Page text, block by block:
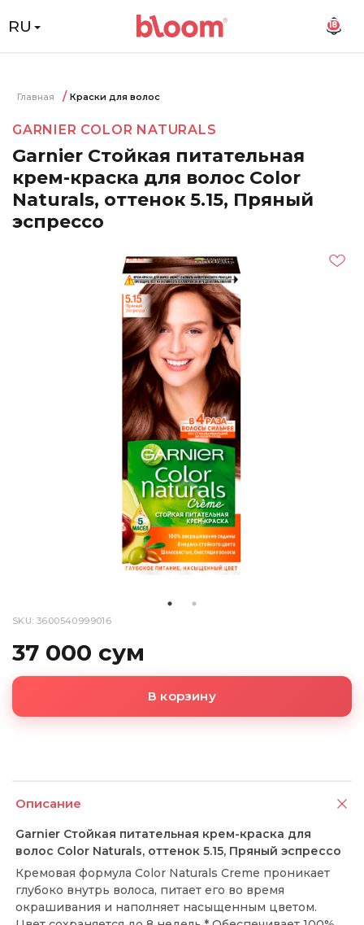
RU 18
Главная Краски для волос
GARNIER COLOR NATURALS
Garnier Стойкая питательная
крем-краска для волос Color
Naturals, оттенок 5.15, Пряный
эспрессо
SKU: 3600540999016
37 000 сум
В корзину
Описание
Garnier Стойкая питательная крем-краска для
волос Color Naturals, оттенок 5.15, Пряный эспрессо
Кремовая формула Color Naturals Creme проникает
глубоко внутрь волоса, питает его во время
окрашивания и наполняет насыщенным цветом.